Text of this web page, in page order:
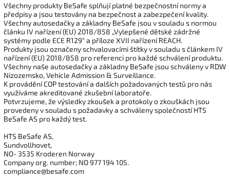
Všechny produkty BeSafe splňují platné bezpečnostní normy a
předpisy a jsou testovány na bezpečnost a zabezpečení kvality.
Všechny autosedačky a základny BeSafe jsou v souladu s normou
článku IV nařízení (EU) 2018/858 „Vylepšené dětské zádržné
systémy podle ECE R129“ a příloze XVII nařízení REACH.
Produkty jsou označeny schvalovacími štítky v souladu s článkem IV
nařízení (EU) 2018/858 pro referenci pro každé schválení produktu.
Všechny naše autosedačky a základny BeSafe jsou schváleny v RDW
Nizozemsko, Vehicle Admission & Surveillance.
K provádění COP testování a dalších požadovaných testů pro nás
využíváme akreditované zkušební laboratoře.
Potvrzujeme, že výsledky zkoušek a protokoly o zkouškách jsou
provedeny v souladu s požadavky a schváleny společností HTS
BeSafe AS pro každý test.
HTS BeSafe AS,
Sundvollhovet,
NO- 3535 Kroderen Norway
Company org. number; NO 977 194 105.
compliance@besafe.com